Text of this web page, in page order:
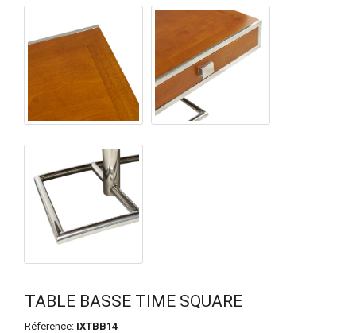
TABLE BASSE TIME SQUARE
Réference: IXTBB14